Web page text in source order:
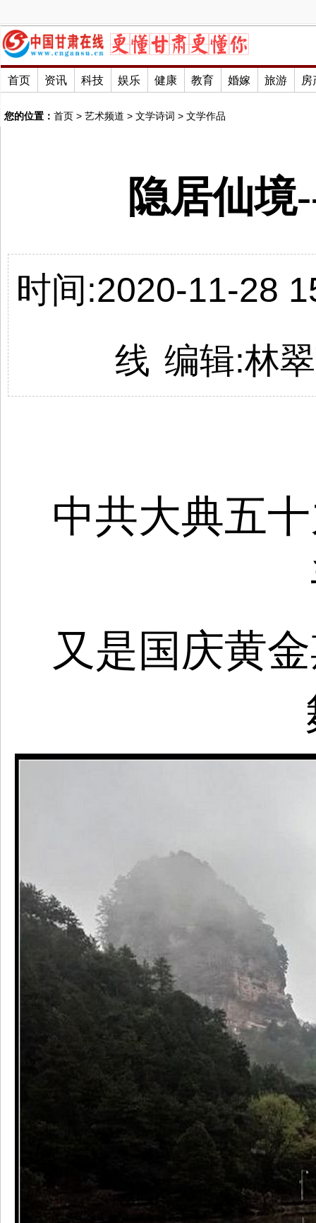
首页 资讯 科技 娱乐 健康 教育 婚嫁 旅游 房
您的位置： 首页 > 艺术频道 > 文学诗词 > 文学作品
隐居仙境
时间:2020-11-28
线 编辑:林
中共大典五
又是国庆黄